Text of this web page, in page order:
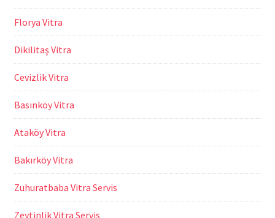
Florya Vitra
Dikilitaş Vitra
Cevizlik Vitra
Basınköy Vitra
Ataköy Vitra
Bakırköy Vitra
Zuhuratbaba Vitra Servis
Zeytinlik Vitra Servis